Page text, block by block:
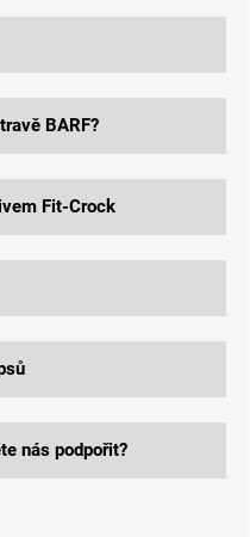
BARF?
Fit-Crock
nás podpořit?